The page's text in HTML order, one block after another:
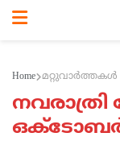
Home മറ്റുവാര്‍ത്തകള്‍
ഒക്‌ടോബര്‍